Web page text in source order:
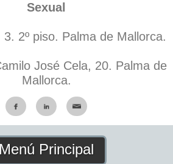
Sexual
3. 2º piso. Palma de Mallorca.
José Cela, 20. Palma de
Mallorca.
Menú Principal